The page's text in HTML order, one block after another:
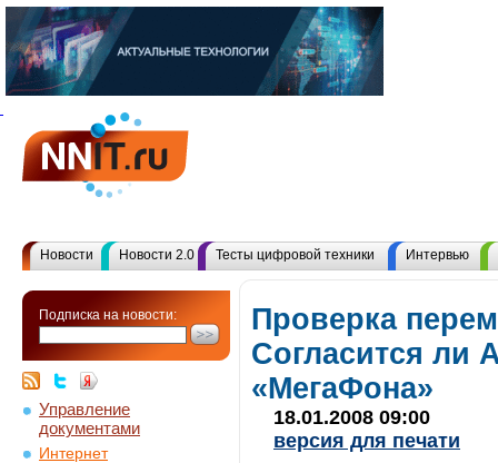
Новости Новости 2.0 Тесты цифровой техники Интервью
Подписка на новости:
Управление
документами
Интернет
Проверка
Согласится ли
«МегаФона»
18.01.2008 09:00
версия для печати